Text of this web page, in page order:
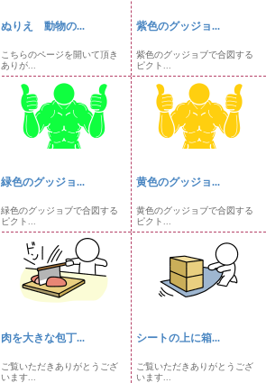
ぬりえ 動物の...
こちらのページを開いて頂き
ありが...
紫色のグッジョ...
紫色のグッジョブで合図する
ピクト...
緑色のグッジョ...
緑色のグッジョブで合図する
ピクト...
黄色のグッジョ...
黄色のグッジョブで合図する
ピクト...
肉を大きな包丁...
ご覧いただきありがとうござ
います...
シートの上に箱...
ご覧いただきありがとうござ
います...